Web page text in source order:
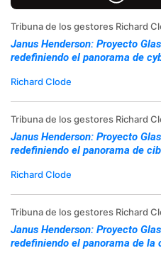
Tribuna de los gestores Richard
Janus Henderson: Proyecto
redefiniendo el panorama de
Richard Clode
Tribuna de los gestores Richard
Janus Henderson: Proyecto
redefiniendo el panorama de
Richard Clode
Tribuna de los gestores Richard
Janus Henderson: Proyecto
redefiniendo el panorama de la